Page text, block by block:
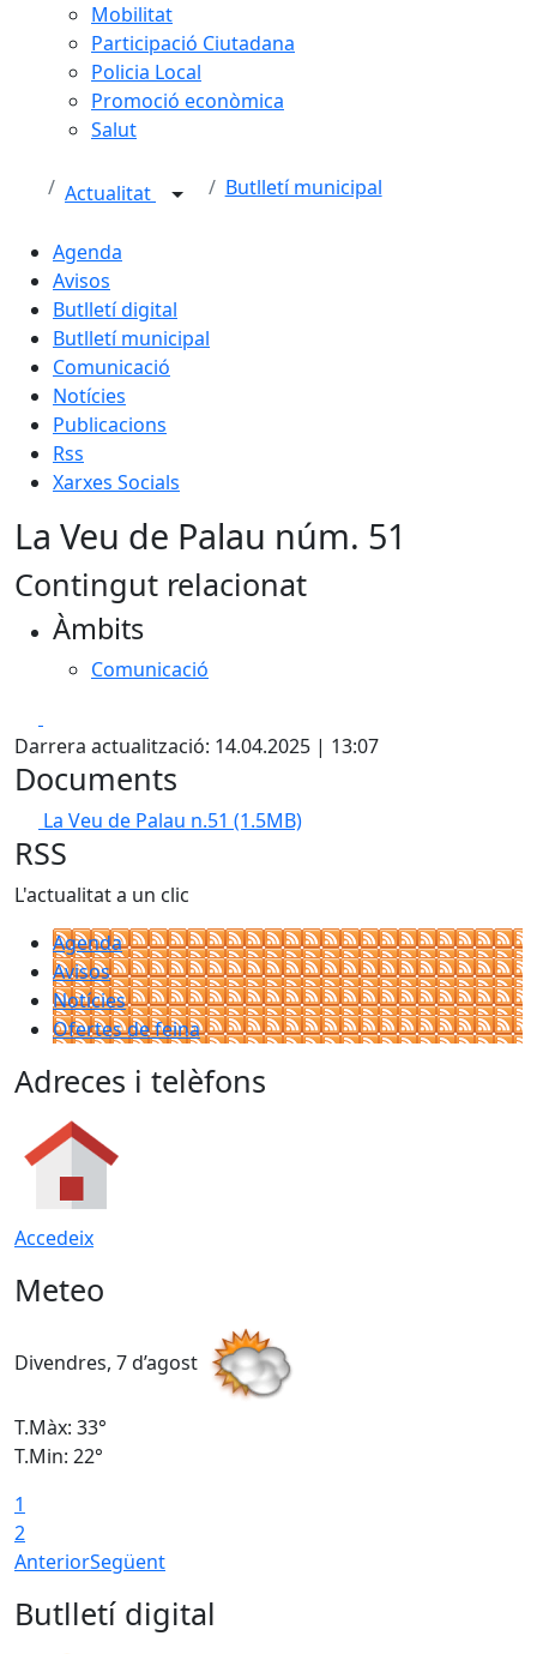
Mobilitat
Participació Ciutadana
Policia Local
Promoció econòmica
Salut
Actualitat Butlletí municipal
Agenda
Avisos
Butlletí digital
Butlletí municipal
Comunicació
Notícies
Publicacions
Rss
Xarxes Socials
La Veu de Palau núm. 51
Contingut relacionat
Àmbits
Comunicació
Darrera actualització: 14.04.2025 | 13:07
Documents
La Veu de Palau n.51 (1.5MB)
RSS
L'actualitat a un clic
Agenda
Avisos
Notícies
Ofertes de feina
Adreces i telèfons
Accedeix
Meteo
Divendres, 7 d’agost
T.Màx: 33°
T.Min: 22°
1
2
AnteriorSegüent
Butlletí digital